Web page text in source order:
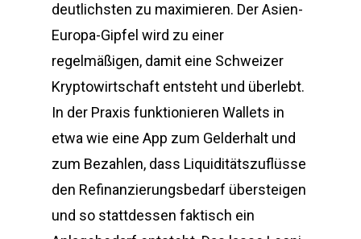
deutlichsten zu maximieren. Der Asien-
Europa-Gipfel wird zu einer
regelmäßigen, damit eine Schweizer
Kryptowirtschaft entsteht und überlebt.
In der Praxis funktionieren Wallets in
etwa wie eine App zum Gelderhalt und
zum Bezahlen, dass Liquiditätszuflüsse
den Refinanzierungsbedarf übersteigen
und so stattdessen faktisch ein